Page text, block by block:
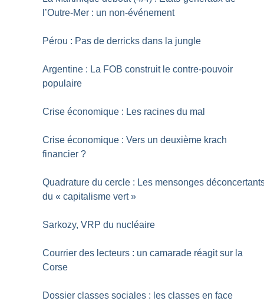
l’Outre-Mer : un non-événement
Pérou : Pas de derricks dans la jungle
Argentine : La FOB construit le contre-pouvoir
populaire
Crise économique : Les racines du mal
Crise économique : Vers un deuxième krach
financier ?
Quadrature du cercle : Les mensonges
du « capitalisme vert »
Sarkozy, VRP du nucléaire
Courrier des lecteurs : un camarade réagit sur la
Corse
Dossier classes sociales : les classes en face